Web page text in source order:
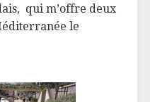
qui m’offre deux
le